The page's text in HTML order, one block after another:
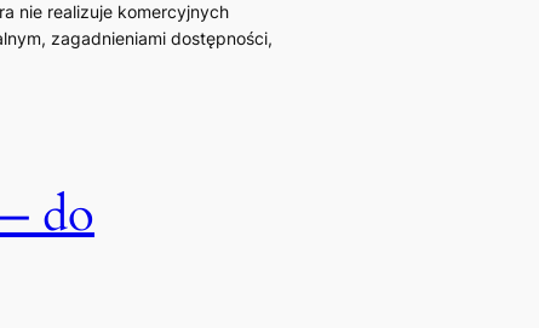
nie realizuje komercyjnych
zagadnieniami dostępności,
do